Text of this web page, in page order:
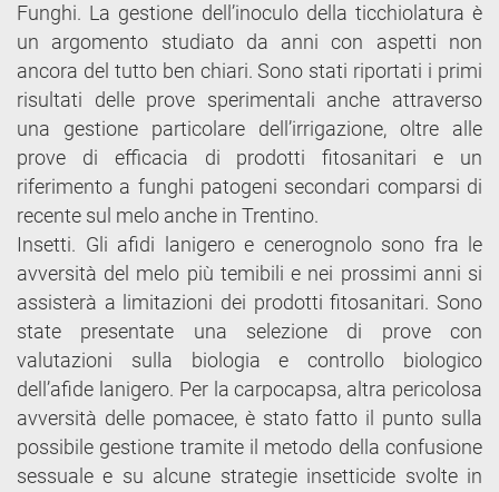
Funghi. La gestione dell’inoculo della ticchiolatura è
un argomento studiato da anni con aspetti non
ancora del tutto ben chiari. Sono stati riportati i primi
risultati delle prove sperimentali anche attraverso
una gestione particolare dell’irrigazione, oltre alle
prove di efficacia di prodotti fitosanitari e un
riferimento a funghi patogeni secondari comparsi di
recente sul melo anche in Trentino.
Insetti. Gli afidi lanigero e cenerognolo sono fra le
avversità del melo più temibili e nei prossimi anni si
assisterà a limitazioni dei prodotti fitosanitari. Sono
state presentate una selezione di prove con
valutazioni sulla biologia e controllo biologico
dell’afide lanigero. Per la carpocapsa, altra pericolosa
avversità delle pomacee, è stato fatto il punto sulla
possibile gestione tramite il metodo della confusione
sessuale e su alcune strategie insetticide svolte in